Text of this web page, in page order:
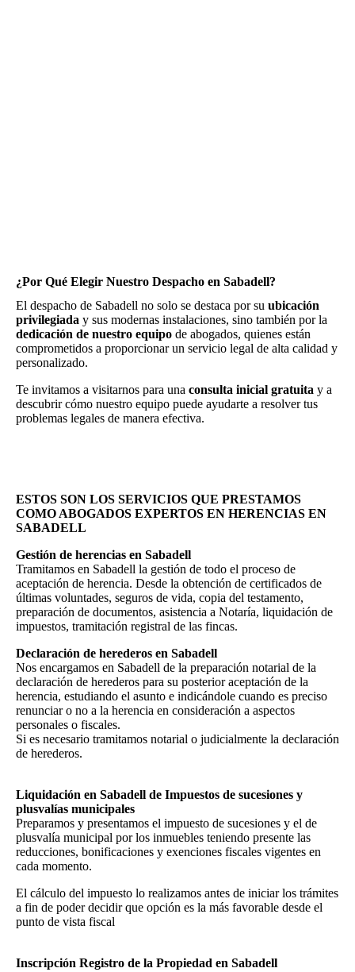
¿Por Qué Elegir Nuestro Despacho en Sabadell?
El despacho de Sabadell no solo se destaca por su ubicación
privilegiada y sus modernas instalaciones, sino también por la
dedicación de nuestro equipo de abogados, quienes están
comprometidos a proporcionar un servicio legal de alta calidad y
personalizado.
Te invitamos a visitarnos para una consulta inicial gratuita y a
descubrir cómo nuestro equipo puede ayudarte a resolver tus
problemas legales de manera efectiva.
ESTOS SON LOS SERVICIOS QUE PRESTAMOS
COMO ABOGADOS EXPERTOS EN HERENCIAS EN
SABADELL
Gestión de herencias en Sabadell
Tramitamos en Sabadell la gestión de todo el proceso de
aceptación de herencia. Desde la obtención de certificados de
últimas voluntades, seguros de vida, copia del testamento,
preparación de documentos, asistencia a Notaría, liquidación de
impuestos, tramitación registral de las fincas.
Declaración de herederos en Sabadell
Nos encargamos en Sabadell de la preparación notarial de la
declaración de herederos para su posterior aceptación de la
herencia, estudiando el asunto e indicándole cuando es preciso
renunciar o no a la herencia en consideración a aspectos
personales o fiscales.
Si es necesario tramitamos notarial o judicialmente la declaración
de herederos.
Liquidación en Sabadell de Impuestos de sucesiones y
plusvalías municipales
Preparamos y presentamos el impuesto de sucesiones y el de
plusvalía municipal por los inmuebles teniendo presente las
reducciones, bonificaciones y exenciones fiscales vigentes en
cada momento.
El cálculo del impuesto lo realizamos antes de iniciar los trámites
a fin de poder decidir que opción es la más favorable desde el
punto de vista fiscal
Inscripción Registro de la Propiedad en Sabadell